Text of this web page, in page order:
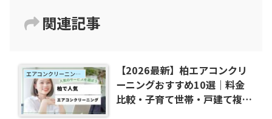
関連記事
エアコンクリーニング地域別おすすめ
【2026最新】柏エアコンクリ
ーニングおすすめ10選｜料金
比較・子育て世帯・戸建て複数